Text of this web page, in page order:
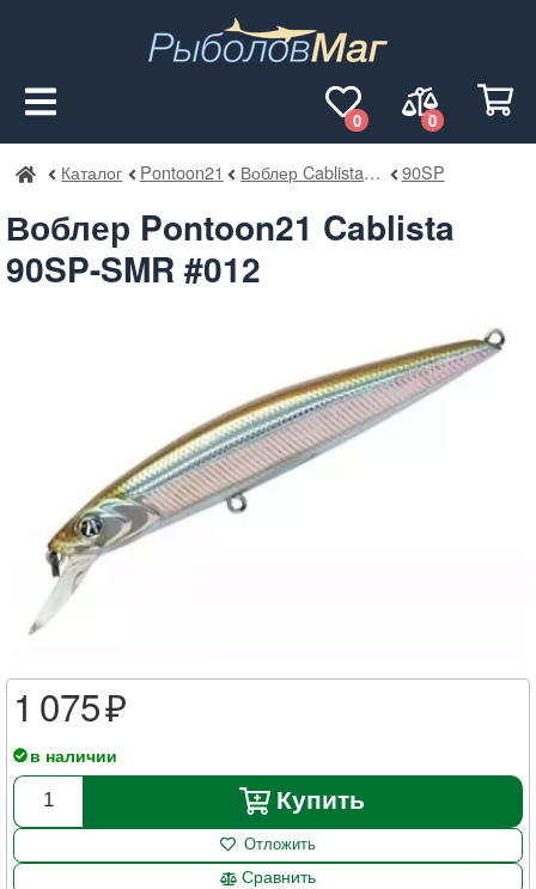
0
0
РыболовМаг
Каталог Pontoon21 Воблер Cablista SMR 90SP
Воблер Pontoon21 Cablista
90SP-SMR #012
1 075
в наличии
Купить
Отложить
Сравнить